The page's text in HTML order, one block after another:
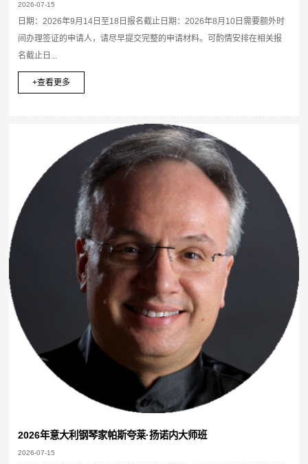
2026-07-15
日期：2026年9月14日至18日报名截止日期：2026年8月10日需要额外时
间办理签证的申请人，请尽早提交完整的申请材料。可酌情安排在相关报
名截止日...
+查看更多
2026年意大利钢琴家帕斯夸莱·扬诺内大师班
2026-07-15